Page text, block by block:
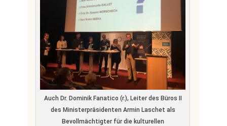
Auch Dr. Dominik Fanatico (r.), Leiter des Büros II
des Ministerpräsidenten Armin Laschet als
Bevollmächtigter für die kulturellen